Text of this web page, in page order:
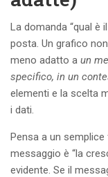
La domanda “qual è
posta. Un grafico
meno adatto a un
specifico, in un
elementi e la scelta
i dati.
Pensa a un
messaggio è “la
evidente. Se il